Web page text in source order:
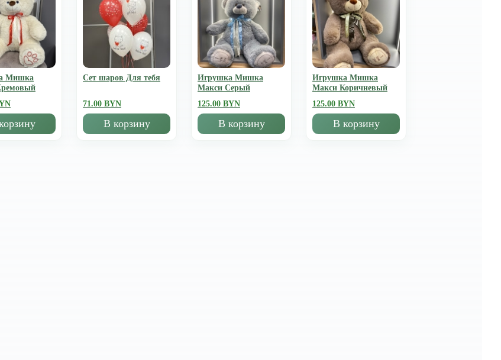
Мишка
Сет шаров Для тебя
71.00 BYN
В корзину
Игрушка Мишка
Mакси Серый
125.00 BYN
В корзину
Игрушка Мишка
Mакси Коричневый
125.00 BYN
В корзину